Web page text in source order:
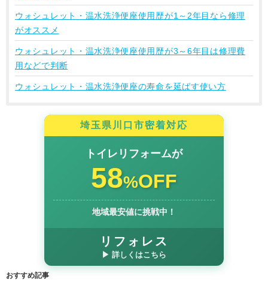
ウォシュレット・温水洗浄便座使用歴が1～2年目なら修理
がオススメ
ウォシュレット・温水洗浄便座使用歴が3～6年目は修理費
用などで判断
ウォシュレット・温水洗浄便座の寿命を延ばす使い方
埼玉県川口市密着対応
トイレリフォームが
58%OFF
地域最安値に挑戦中！
リフォレス
▶ 詳しくはこちら
おすすめ記事